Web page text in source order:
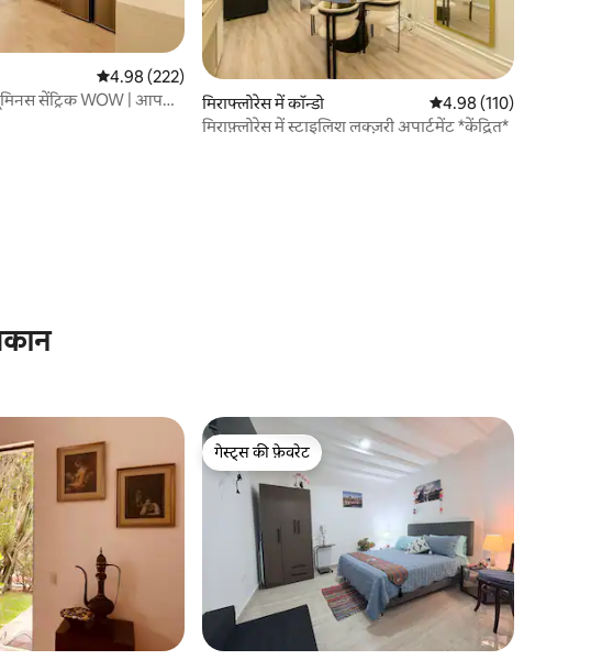
औसत रेटिंग 5 में से 4.98, 222 समीक्षाएँ
4.98 (222)
सेंट्रिक WOW | आपकी
मिराफ्लोरेस में कॉन्डो औसत रेटिंग 5 में से 4.98,
4.98 (110)
मिराफ़्लोरेस में स्टाइलिश लक्ज़री अपार्टमेंट *केंद्रित*
गेस्ट्स की फ़ेवरेट
गेस्ट्स की फ़ेवरेट